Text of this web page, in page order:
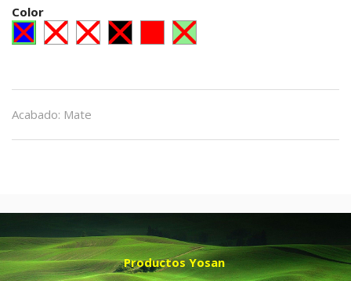
Color
Acabado: Mate
Productos Yosan